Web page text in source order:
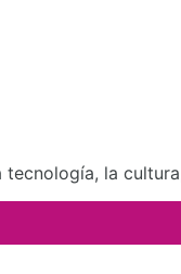
la